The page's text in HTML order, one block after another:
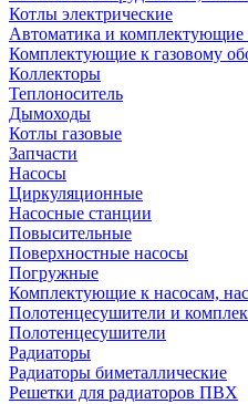
Котлы электрические
Автоматика и комплектующие
Комплектующие к газовому
Коллекторы
Теплоноситель
Дымоходы
Котлы газовые
Запчасти
Насосы
Циркуляционные
Насосные станции
Повысительные
Поверхностные насосы
Погружные
Комплектующие к насосам,
Полотенцесушители и
Полотенцесушители
Радиаторы
Радиаторы биметаллические
Решетки для радиаторов ПВХ